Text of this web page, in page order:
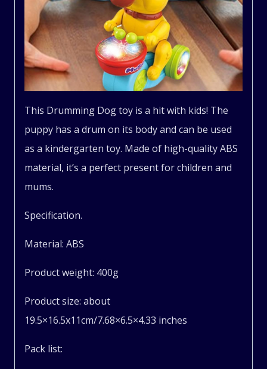
Fun,
Boys,
Home
quantity
This Drumming Dog toy is a hit with kids! The
puppy has a drum on its body and can be used
as a kindergarten toy. Made of high-quality ABS
material, it’s a perfect present for children and
mums.
Specification.
Material: ABS
Product weight: 400g
Product size: about
19.5×16.5x11cm/7.68×6.5×4.33 inches
Pack list: